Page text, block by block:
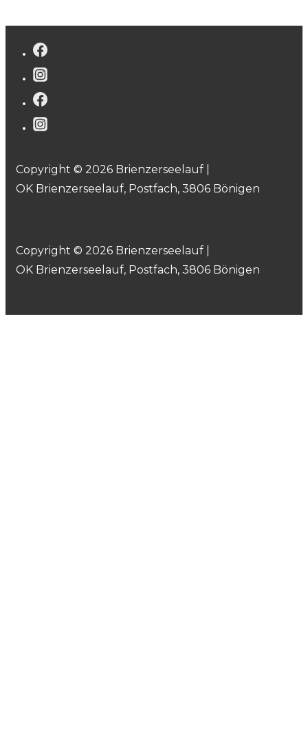
Copyright © 2026 Brienzerseelauf |
OK Brienzerseelauf, Postfach, 3806 Bönigen
Copyright © 2026 Brienzerseelauf |
OK Brienzerseelauf, Postfach, 3806 Bönigen